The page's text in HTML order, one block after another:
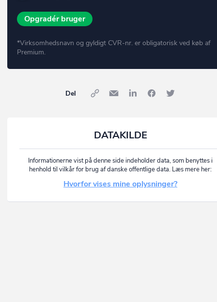
Opgradér bruger
*Virksomhedsnavn og gyldigt CVR-nr. er obligatorisk ved køb af
Premium.
Del
DATAKILDE
Informationerne vist på denne side indeholder data, som benyttes i
henhold til vilkår for brug af danske offentlige data. Læs mere her:
Hvorfor vises mine oplysninger?